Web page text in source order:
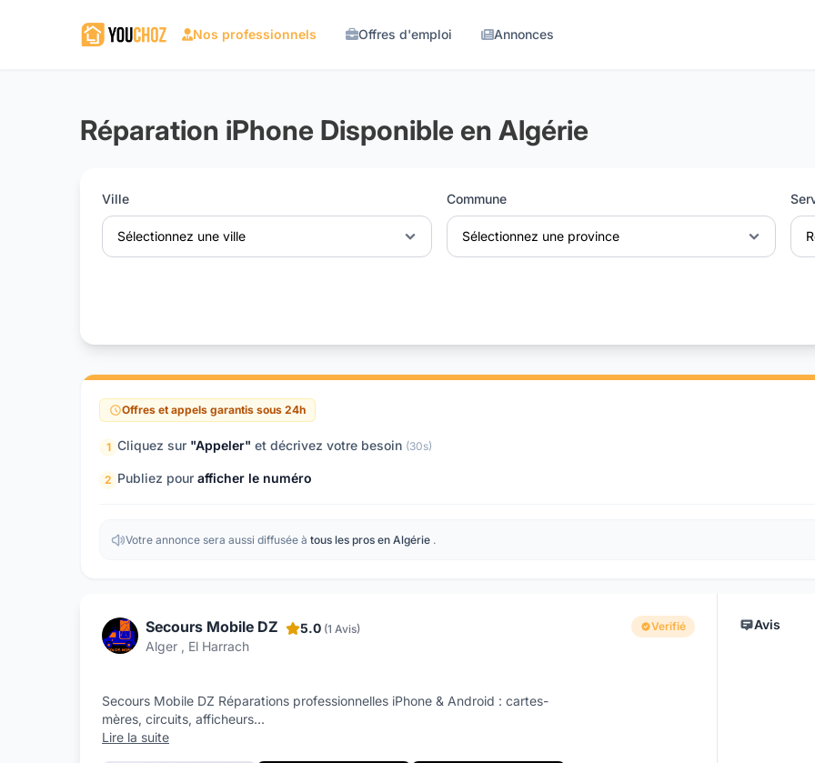
Nos professionnels Offres d'emploi Annonces
Réparation iPhone Disponible en Algérie
Ville
Sélectionnez une ville
Commune
Sélectionnez une province
Offres et appels garantis sous 24h
1 Cliquez sur "Appeler" et décrivez votre besoin (30s)
2 Publiez pour afficher le numéro
Votre annonce sera aussi diffusée à tous les pros en Algérie .
Secours Mobile DZ
Alger , El Harrach
5.0 (1 Avis) Verifié
Secours Mobile DZ Réparations professionnelles iPhone & Android : cartes-
mères, circuits, afficheurs...
Lire la suite
Avis